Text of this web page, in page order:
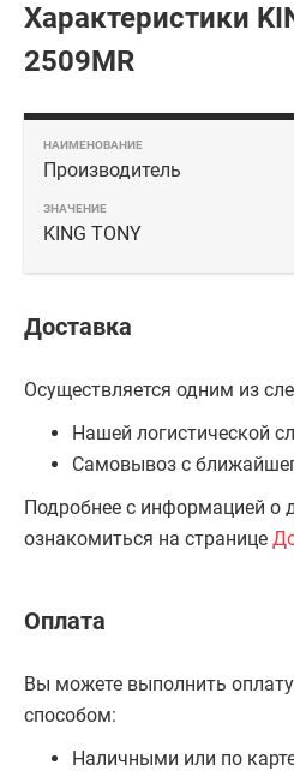
Характеристики
2509MR
Производитель
KING TONY
Доставка
Осуществляется одним из
Нашей логистической
Самовывоз с
Подробнее с информацией о
ознакомиться на странице
Оплата
Вы можете выполнить
способом:
Наличными или по